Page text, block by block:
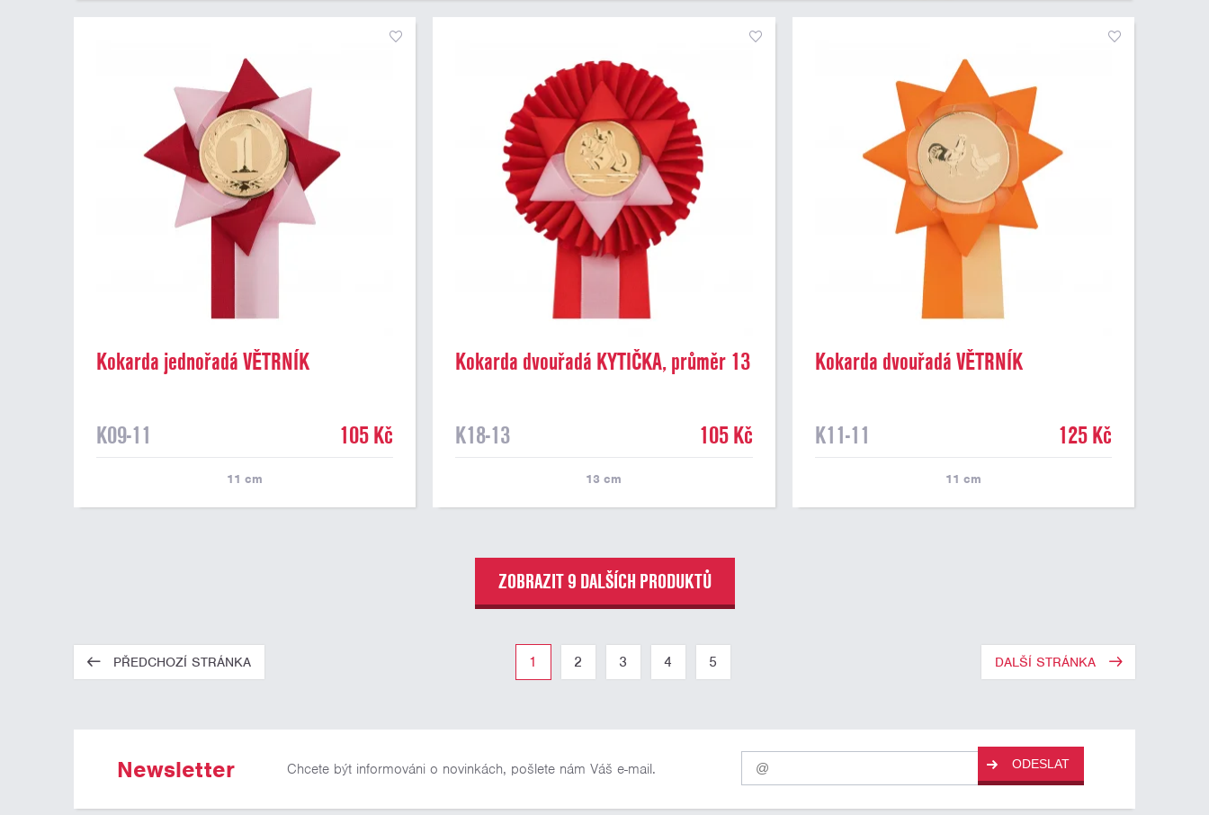
Kokarda jednořadá VĚTRNÍK
K09-11
105 Kč
11 cm
Kokarda dvouřadá KYTIČKA, průměr 13
K18-13
105 Kč
13 cm
Kokarda dvouřadá VĚTRNÍK
K11-11
125 Kč
11 cm
ZOBRAZIT 9 DALŠÍCH PRODUKTŮ
PŘEDCHOZÍ STRÁNKA 1 2 3 4 5 DALŠÍ STRÁNKA
Newsletter Chcete být informováni o novinkách, pošlete nám Váš e-mail.
Pro
odběr
našich
novinek
ODESLAT